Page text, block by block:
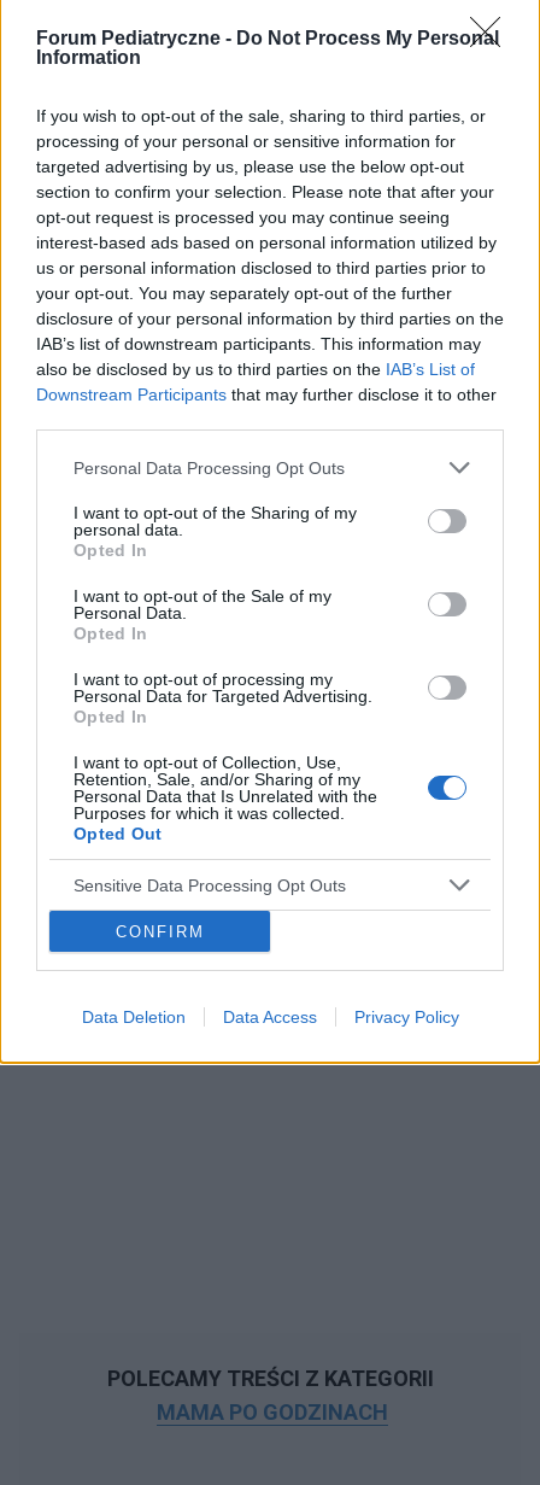
Forum Pediatryczne - Do Not Process My Personal
Information
If you wish to opt-out of the sale, sharing to third parties, or
processing of your personal or sensitive information for
targeted advertising by us, please use the below opt-out
section to confirm your selection. Please note that after your
opt-out request is processed you may continue seeing
interest-based ads based on personal information utilized by
us or personal information disclosed to third parties prior to
your opt-out. You may separately opt-out of the further
disclosure of your personal information by third parties on the
IAB’s list of downstream participants. This information may
also be disclosed by us to third parties on the IAB’s List of
Downstream Participants that may further disclose it to other
Personal Data Processing Opt Outs
I want to opt-out of the Sharing of my
personal data.
Opted In
I want to opt-out of the Sale of my
Personal Data.
Opted In
I want to opt-out of processing my
Personal Data for Targeted Advertising.
Opted In
I want to opt-out of Collection, Use,
Retention, Sale, and/or Sharing of my
Personal Data that Is Unrelated with the
Purposes for which it was collected.
Opted Out
Sensitive Data Processing Opt Outs
CONFIRM
Data Deletion Data Access Privacy Policy
POWIĄZANE
Obniżenie liczby limfocytów
Zobacz także w języku english français
deutsch
Treści i materiały zawarte w tym serwisie mają charakter
edukacyjno-informacyjny. Wydawca i redakcja serwisu nie ponosi
odpowiedzialności za efekty ich zastosowania. Przed
zastosowaniem porad i wskazówek zawartych w serwisie, należy
POLECAMY TREŚCI Z KATEGORII
MAMA PO GODZINACH